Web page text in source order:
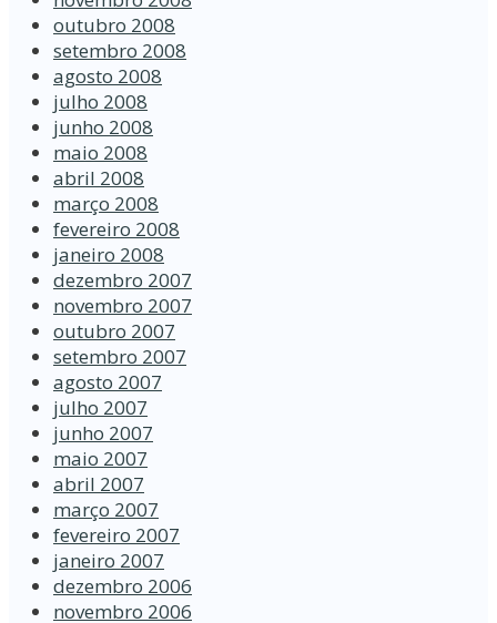
outubro 2008
setembro 2008
agosto 2008
julho 2008
junho 2008
maio 2008
abril 2008
março 2008
fevereiro 2008
janeiro 2008
dezembro 2007
novembro 2007
outubro 2007
setembro 2007
agosto 2007
julho 2007
junho 2007
maio 2007
abril 2007
março 2007
fevereiro 2007
janeiro 2007
dezembro 2006
novembro 2006